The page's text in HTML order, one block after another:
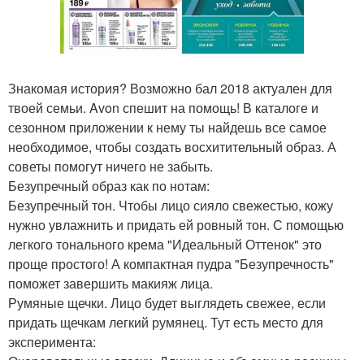
Знакомая история? Возможно бал 2018 актуален для
твоей семьи. Avon спешит на помощь! В каталоге и
сезонном приложении к нему ты найдешь все самое
необходимое, чтобы создать восхитительный образ. А
советы помогут ничего не забыть.
Безупречный образ как по нотам:
Безупречный тон. Чтобы лицо сияло свежестью, кожу
нужно увлажнить и придать ей ровный тон. С помощью
легкого тонального крема "Идеальный Оттенок" это
проще простого! А компактная пудра "Безупречность"
поможет завершить макияж лица.
Румяные щечки. Лицо будет выглядеть свежее, если
придать щечкам легкий румянец. Тут есть место для
эксперимента: